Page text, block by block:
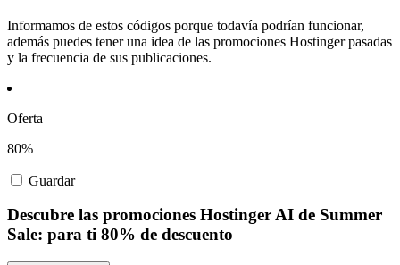
Informamos de estos códigos porque todavía podrían funcionar,
además puedes tener una idea de las promociones Hostinger pasadas
y la frecuencia de sus publicaciones.
Oferta
80%
Guardar
Descubre las promociones Hostinger AI de Summer
Sale: para ti 80% de descuento